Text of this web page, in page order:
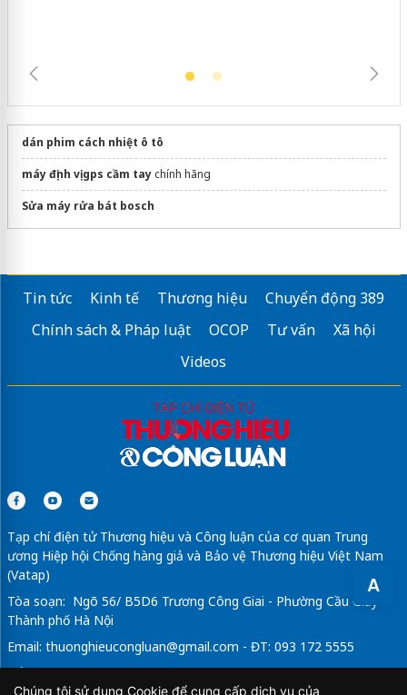
A
dán phim cách nhiệt ô tô
máy định vị gps cầm taychính hãng
Sửa máy rửa bát bosch
Tin tức Kinh tế Thương hiệu
Chuyển động 389
Chính sách & Pháp luật
OCOP Tư vấn
Xã hội
Videos
Tạp chí điện tử Thương hiệu và Công luận của cơ quan Trung
ương Hiệp hội Chống hàng giả và Bảo vệ Thương hiệu Việt Nam
(Vatap)
Tòa soạn: Ngõ 56/ B5D6 Trương Công Giai - Phường Cầu Giấy -
Thành phố Hà Nội
Email: thuonghieucongluan@gmail.com - ĐT: 093 172 5555
Tổng Biên Tập: Vũ Đức Thuận
Chúng tôi sử dụng Cookie để cung cấp dịch vụ của